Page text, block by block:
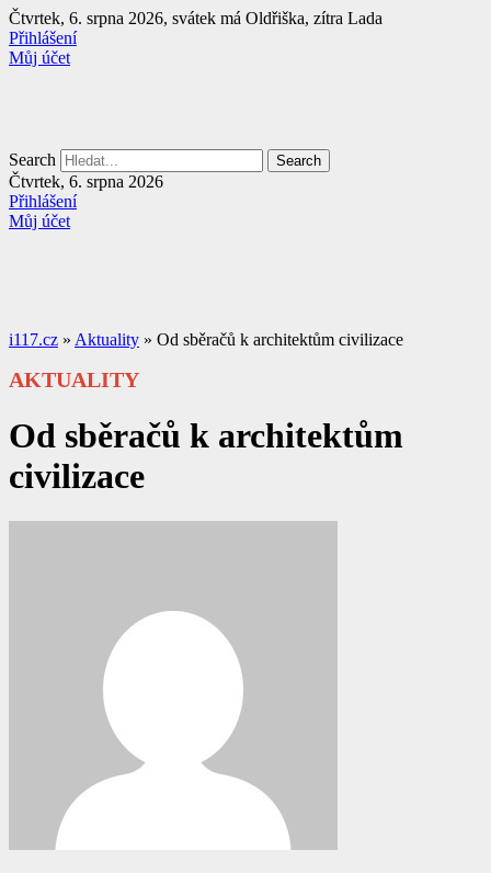
Přejít
k
obsahu
Čtvrtek, 6. srpna 2026, svátek má Oldřiška, zítra Lada
Přihlášení
Můj účet
Search Search
Čtvrtek, 6. srpna 2026
Přihlášení
Můj účet
i117.cz » Aktuality » Od sběračů k architektům civilizace
AKTUALITY
Od sběračů k architektům
civilizace